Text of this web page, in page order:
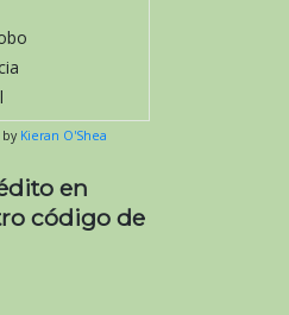
Kieran O'Shea
en
código de